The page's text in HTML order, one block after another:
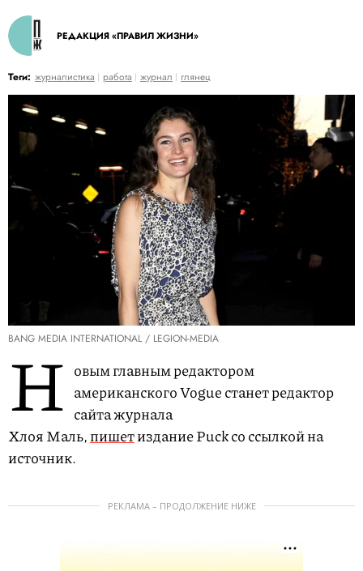
РЕДАКЦИЯ «ПРАВИЛ ЖИЗНИ»
Теги: журналистика работа журнал глянец
BANG MEDIA INTERNATIONAL / LEGION-MEDIA
Н овым главным редактором
американского Vogue станет редактор
сайта журнала
Хлоя Маль,пишетиздание Puck со ссылкой на
источник.
РЕКЛАМА – ПРОДОЛЖЕНИЕ НИЖЕ